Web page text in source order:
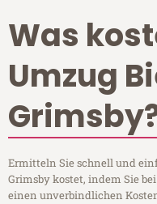
Was
Umzug
Ermitteln Sie schnell und
Grimsby kostet, indem Sie
einen unverbindlichen